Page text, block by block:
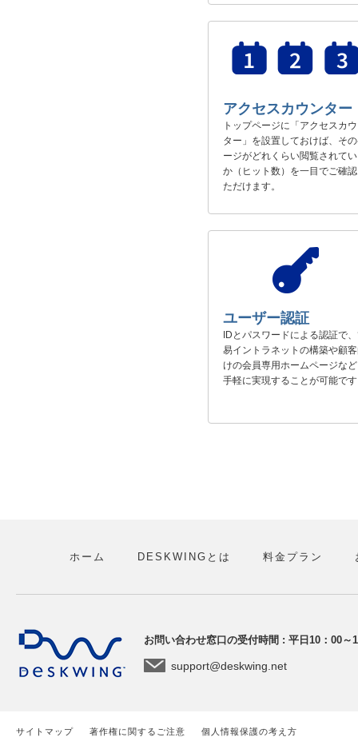
アクセスカウンター
トップページに「アクセスカ
ター」を設置しておけば、そ
ージがどれくらい閲覧されて
か（ヒット数）を一目でご確
ただけます。
ユーザー認証
IDとパスワードによる認証で
易イントラネットの構築や顧
けの会員専用ホームページな
手軽に実現することが可能で
ホーム DESKWINGとは 料金プラン
お問い合わせ窓口の受付時間 : 平日10：00～
support@deskwing.net
サイトマップ 著作権に関するご注意 個人情報保護の考え方